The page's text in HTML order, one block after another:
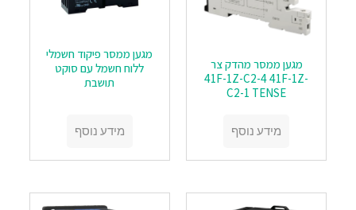
מגען ממסר מהדק צר
41F-1Z-C2-4 41F-1Z-
C2-1 TENSE
מידע נוסף
מגען ממסר פיקוד חשמלי
ללוח חשמל עם סוקט
תושבת
מידע נוסף